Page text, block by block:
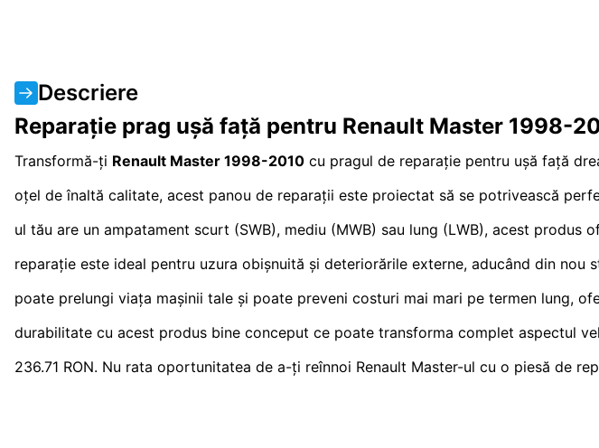
Descriere
Reparație prag ușă față pentru Renault Master 1998-
Transformă-ți Renault Master 1998-2010 cu pragul de reparație pentru ușă față
oțel de înaltă calitate, acest panou de reparații este proiectat să se potrivească
ul tău are un ampatament scurt (SWB), mediu (MWB) sau lung (LWB), acest
reparație este ideal pentru uzura obișnuită și deteriorările externe, aducând din
poate prelungi viața mașinii tale și poate preveni costuri mai mari pe termen lung,
durabilitate cu acest produs bine conceput ce poate transforma complet aspectul
236.71 RON. Nu rata oportunitatea de a-ți reînnoi Renault Master-ul cu o piesă de